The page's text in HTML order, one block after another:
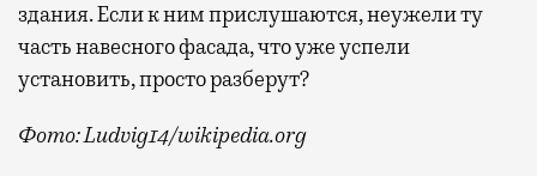
здания. Если к ним прислушаются, неужели ту
часть навесного фасада, что уже успели
установить, просто разберут?
Фото: Ludvig14/wikipedia.org